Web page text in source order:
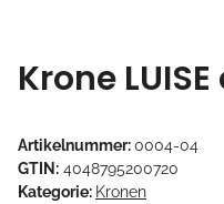
Krone
Artikelnummer:0004-04
GTIN: 4048795200720
Kategorie: Kronen